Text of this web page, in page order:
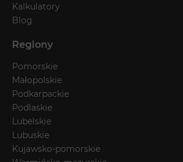
Kalkulatory
Blog
Regiony
Pomorskie
Małopolskie
Podkarpackie
Podlaskie
Lubelskie
Lubuskie
Kujawsko-pomorskie